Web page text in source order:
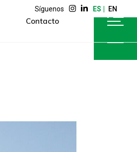
Síguenos ES EN
Contacto